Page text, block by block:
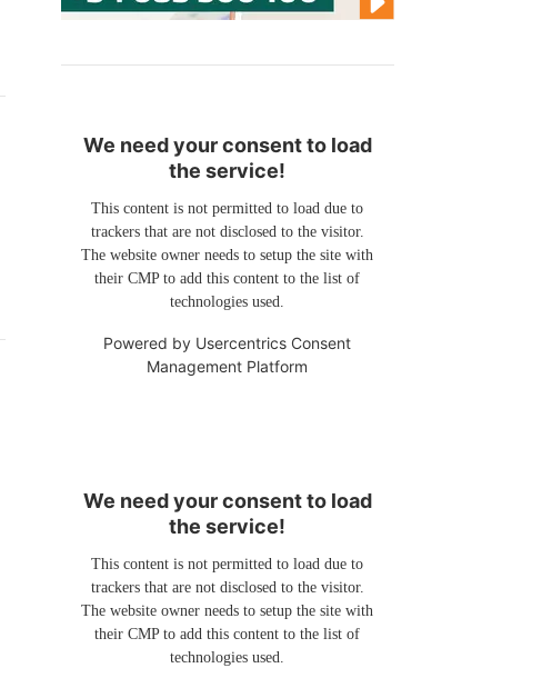
We need your consent to load
the service!
This content is not permitted to load due to
trackers that are not disclosed to the visitor.
The website owner needs to setup the site with
their CMP to add this content to the list of
technologies used.
Powered by Usercentrics Consent
Management Platform
We need your consent to load
the service!
This content is not permitted to load due to
trackers that are not disclosed to the visitor.
The website owner needs to setup the site with
their CMP to add this content to the list of
technologies used.